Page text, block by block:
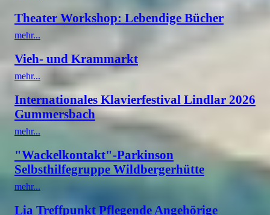
Theater Workshop: Lebendige Bücher
mehr...
Vieh- und Krammarkt
mehr...
Internationales Klavierfestival Lindlar 2026
Gummersbach
mehr...
"Wackelkontakt"-Parkinson
Selbsthilfegruppe Wildbergerhütte
mehr...
Lia Treffpunkt Pflegende Angehörige